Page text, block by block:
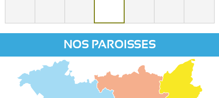
NOS PAROISSES